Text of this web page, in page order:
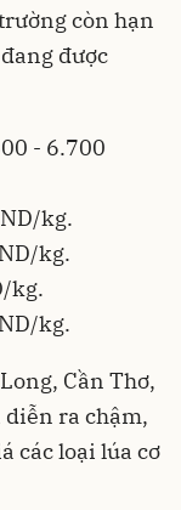
còn hạn
được
- 6.700
kg.
kg.
kg.
kg.
Cần Thơ,
diễn ra chậm,
các loại lúa cơ